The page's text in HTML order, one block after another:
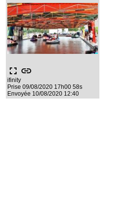
fullscreen link
ifinity
Prise 09/08/2020 17h00 58s
Envoyée 10/08/2020 12:40